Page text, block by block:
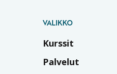
VALIKKO
Kurssit
Palvelut